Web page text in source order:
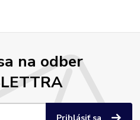
na odber